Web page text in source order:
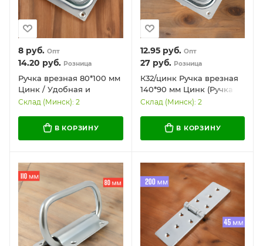
8 руб. Опт
14.20 руб. Розница
Ручка врезная 80*100 мм
Цинк / Удобная и
надежная
Склад (Минск): 2
В КОРЗИНУ
12.95руб. Опт
27руб. Розница
К32/цинк Ручка врезная
140*90 мм Цинк (Ручка
тарная) РФ)/ Надежная и
Склад (Минск): 2
В КОРЗИНУ